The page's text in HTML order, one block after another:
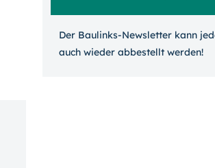
Der Baulinks-Newsletter kann
auch wieder ab­bestellt werden!